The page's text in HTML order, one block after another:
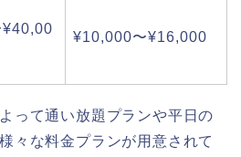
¥10,000〜¥16,000
って通い放題プランや平日の
々な料金プランが用意されて